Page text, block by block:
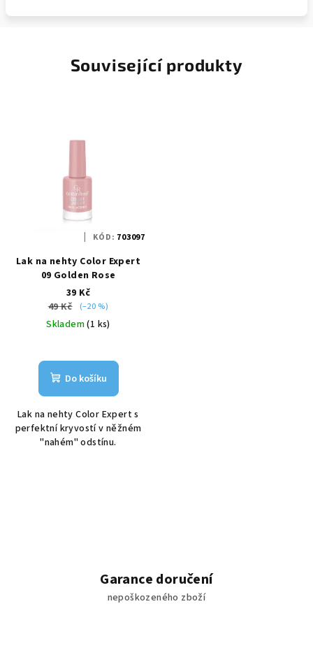
Související produkty
Lak na nehty Color Expert
09 Golden Rose
39 Kč
49 Kč
(–20 %)
Skladem(1 ks)
Do košíku
Lak na nehty Color Expert s
perfektní kryvostí v něžném
"nahém" odstínu.
KÓD: 703097
Garance doručení
nepoškozeného zboží